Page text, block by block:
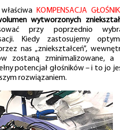
KOMPENSACJA
wytworzonych
przy poprzednio
Kiedy zastosujemy
nas „zniekształceń”,
zostaną zminimalizowane, a
potencjał głośników – i to jo
rozwiązaniem.